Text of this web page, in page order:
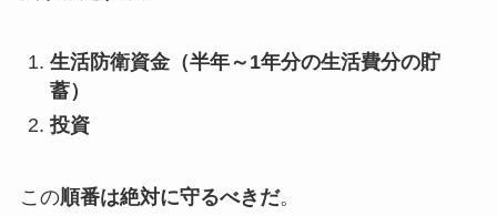
生活防衛資金（半年～1年分の生活費分の貯
蓄）
投資
この順番は絶対に守るべきだ。